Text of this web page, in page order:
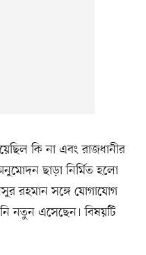
কি না এবং রাজধানীর
ছাড়া নির্মিত হলো
রহমান সঙ্গে যোগাযোগ
নতুন এসেছেন। বিষয়টি